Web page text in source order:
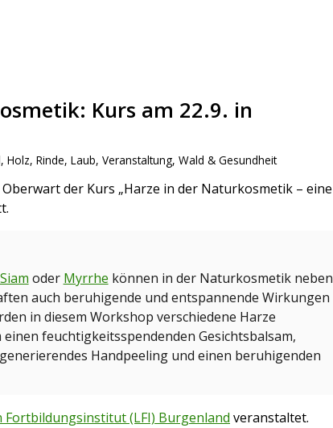
Kurs am 22.9. in
, Holz, Rinde, Laub, Veranstaltung, Wald & Gesundheit
der Kurs „Harze in der Naturkosmetik – eine
oder Myrrhe können in der Naturkosmetik neben
auch beruhigende und entspannende Wirkungen
in diesem Workshop verschiedene Harze
feuchtigkeitsspendenden Gesichtsbalsam,
Handpeeling und einen beruhigenden
Fortbildungsinstitut (LFI) Burgenland veranstaltet.